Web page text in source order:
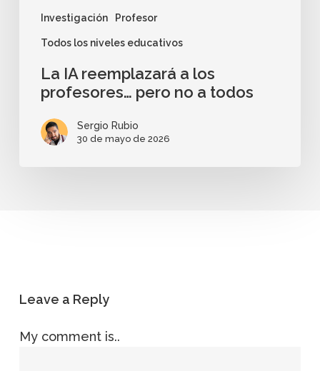
Investigación Profesor
Todos los niveles educativos
La IA reemplazará a los
profesores… pero no a todos
Sergio Rubio
30 de mayo de 2026
Leave a Reply
My comment is..